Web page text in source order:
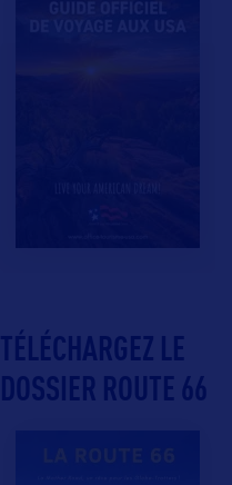
TÉLÉCHARGEZ LE
DOSSIER ROUTE 66